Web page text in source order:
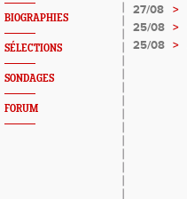
BIOGRAPHIES
SÉLECTIONS
SONDAGES
FORUM
27/08
>
25/08 >
25/08 >